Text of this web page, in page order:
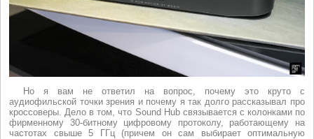
Но я вам не ответил на вопрос, почему это круто с
аудиофильской точки зрения и почему я так долго рассказывал про
кроссоверы. Дело в том, что Sound Hub связывается с колонками по
фирменному 30-битному цифровому протоколу, работающему на
частотах свыше 5 ГГц (причем он сам выбирает оптимальную